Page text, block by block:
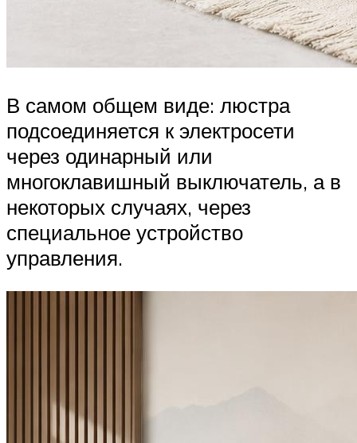
В самом общем виде: люстра
подсоединяется к электросети
через одинарный или
многоклавишный выключатель, а в
некоторых случаях, через
специальное устройство
управления.